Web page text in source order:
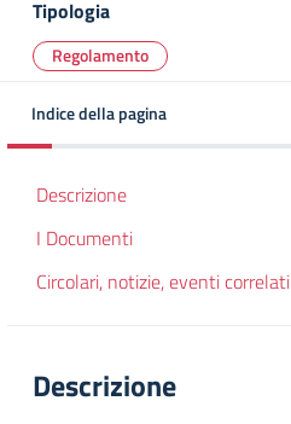
Tipologia
Regolamento
Indice della pagina
Descrizione
I Documenti
Circolari, notizie, eventi correlati
Descrizione